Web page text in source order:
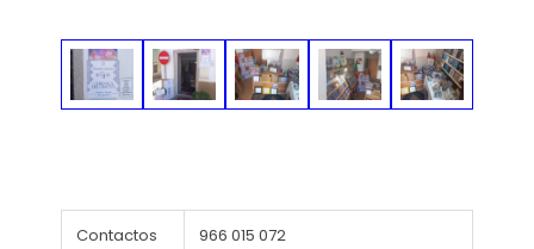
Contactos
966 015 072